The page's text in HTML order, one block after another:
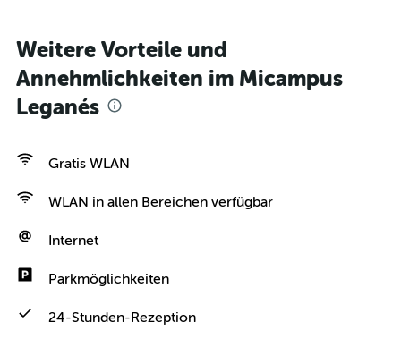
Weitere Vorteile und
Annehmlichkeiten im Micampus
Leganés
Gratis WLAN
WLAN in allen Bereichen verfügbar
Internet
Parkmöglichkeiten
24-Stunden-Rezeption